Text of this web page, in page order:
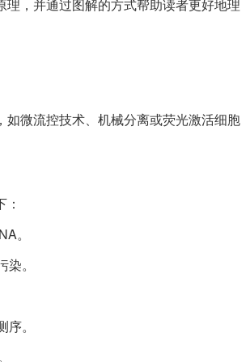
，并通过图解的方式帮助读者更好地理
微流控技术、机械分离或荧光激活细胞
。
。
。